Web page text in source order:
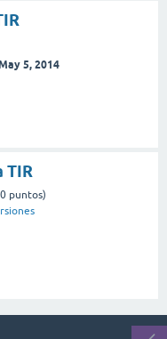
5, 2014
TIR
puntos)